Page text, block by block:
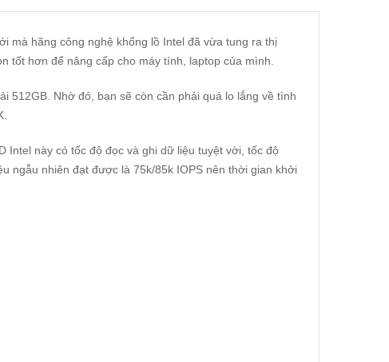
mà hãng công nghệ khổng lồ Intel đã vừa tung ra thị
tốt hơn để nâng cấp cho máy tính, laptop của mình.
512GB. Nhờ đó, bạn sẽ còn cần phải quá lo lắng về tình
Intel này có tốc độ đọc và ghi dữ liệu tuyệt vời, tốc độ
ngẫu nhiên đạt được là 75k/85k IOPS nên thời gian khởi